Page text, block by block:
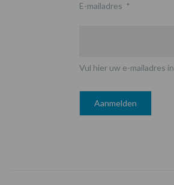
E-mailadres *
Vul hier uw e-mailadres in